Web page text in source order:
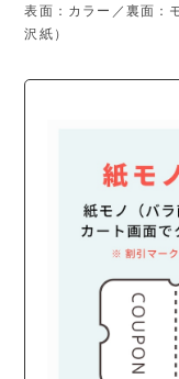
表面：カラー／裏面：
沢紙）